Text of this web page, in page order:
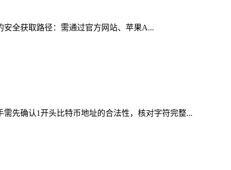
安全获取路径：需通过官方网站、苹果A...
先确认1开头比特币地址的合法性，核对字符完整...